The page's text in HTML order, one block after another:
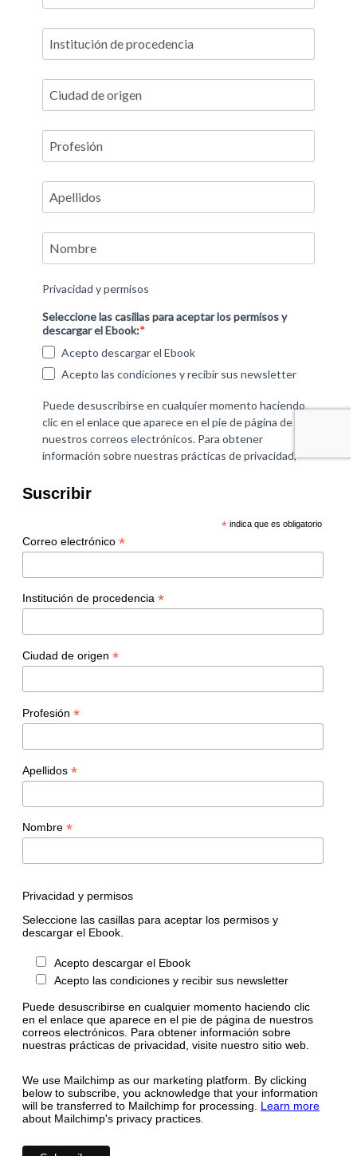
Suscribir
* indica que es obligatorio
Correo electrónico *
Institución de procedencia *
Ciudad de origen *
Profesión *
Apellidos *
Nombre *
Privacidad y permisos
Seleccione las casillas para aceptar los permisos y
descargar el Ebook.
Acepto descargar el Ebook
Acepto las condiciones y recibir sus newsletter
Puede desuscribirse en cualquier momento haciendo clic
en el enlace que aparece en el pie de página de nuestros
correos electrónicos. Para obtener información sobre
nuestras prácticas de privacidad, visite nuestro sitio web.
We use Mailchimp as our marketing platform. By clicking
below to subscribe, you acknowledge that your information
will be transferred to Mailchimp for processing. Learn more
about Mailchimp's privacy practices.